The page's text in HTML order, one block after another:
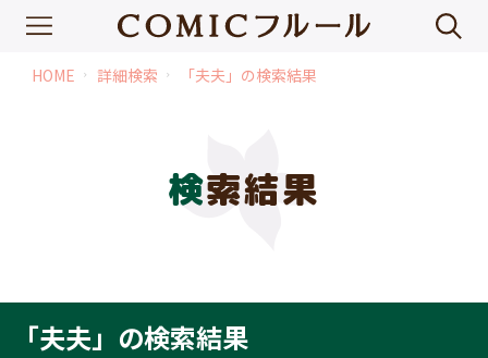
HOME chevron_right 詳細検索 chevron_right 「夫夫」の検索結果
検索結果
「夫夫」の検索結果